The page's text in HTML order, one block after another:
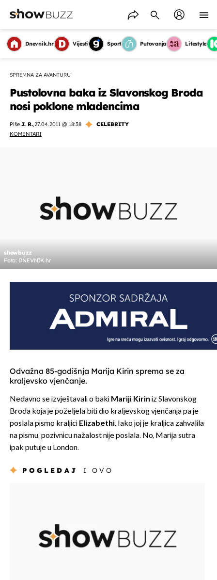
Dnevnik.hr Vijesti Sport Putovanja Lifestyle
SPREMNA ZA AVANTURU
Pustolovna baka iz Slavonskog Broda
nosi poklone mladencima
Piše J. R.,27.04.2011 @ 18:38
CELEBRITY
KOMENTARI
showbuzz
Foto: DNEVNIK.hr
Odvažna 85-godišnja Marija Kirin sprema se za
kraljevsko vjenčanje.
Nedavno se izvještavali o baki Mariji Kirin iz Slavonskog
Broda koja je poželjela biti dio kraljevskog vjenčanja pa je
poslala pismo kraljici Elizabethi. Iako joj je kraljica zahvalila
na pismu, pozivnicu nažalost nije poslala. No, Marija sutra
ipak putuje u London.
POGLEDAJ I OVO